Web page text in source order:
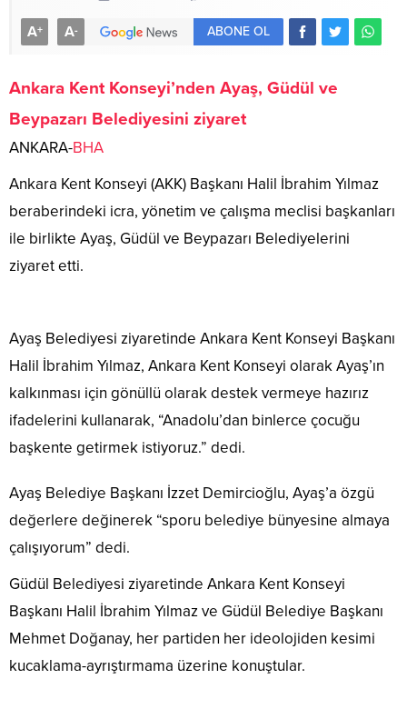
A+ A- ABONE OL
Ankara Kent Konseyi’nden Ayaş, Güdül ve
Beypazarı Belediyesini ziyaret
ANKARA-BHA
Ankara Kent Konseyi (AKK) Başkanı Halil İbrahim Yılmaz
beraberindeki icra, yönetim ve çalışma meclisi başkanları
ile birlikte Ayaş, Güdül ve Beypazarı Belediyelerini
ziyaret etti.
Ayaş Belediyesi ziyaretinde Ankara Kent Konseyi Başkanı
Halil İbrahim Yılmaz, Ankara Kent Konseyi olarak Ayaş’ın
kalkınması için gönüllü olarak destek vermeye hazırız
ifadelerini kullanarak, “Anadolu’dan binlerce çocuğu
başkente getirmek istiyoruz.” dedi.
Ayaş Belediye Başkanı İzzet Demircioğlu, Ayaş’a özgü
değerlere değinerek “sporu belediye bünyesine almaya
çalışıyorum” dedi.
Güdül Belediyesi ziyaretinde Ankara Kent Konseyi
Başkanı Halil İbrahim Yılmaz ve Güdül Belediye Başkanı
Mehmet Doğanay, her partiden her ideolojiden kesimi
kucaklama-ayrıştırmama üzerine konuştular.